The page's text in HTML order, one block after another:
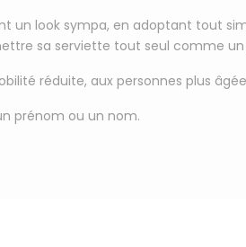
un look sympa, en adoptant tout
sa serviette tout seul comme un
réduite, aux personnes plus
prénom ou un nom.